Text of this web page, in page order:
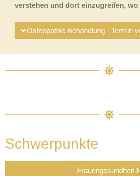
verstehen und dort einzugreifen, wo
Osteopathie Behandlung - Termin
Schwerpunkte
Frauengesundheit